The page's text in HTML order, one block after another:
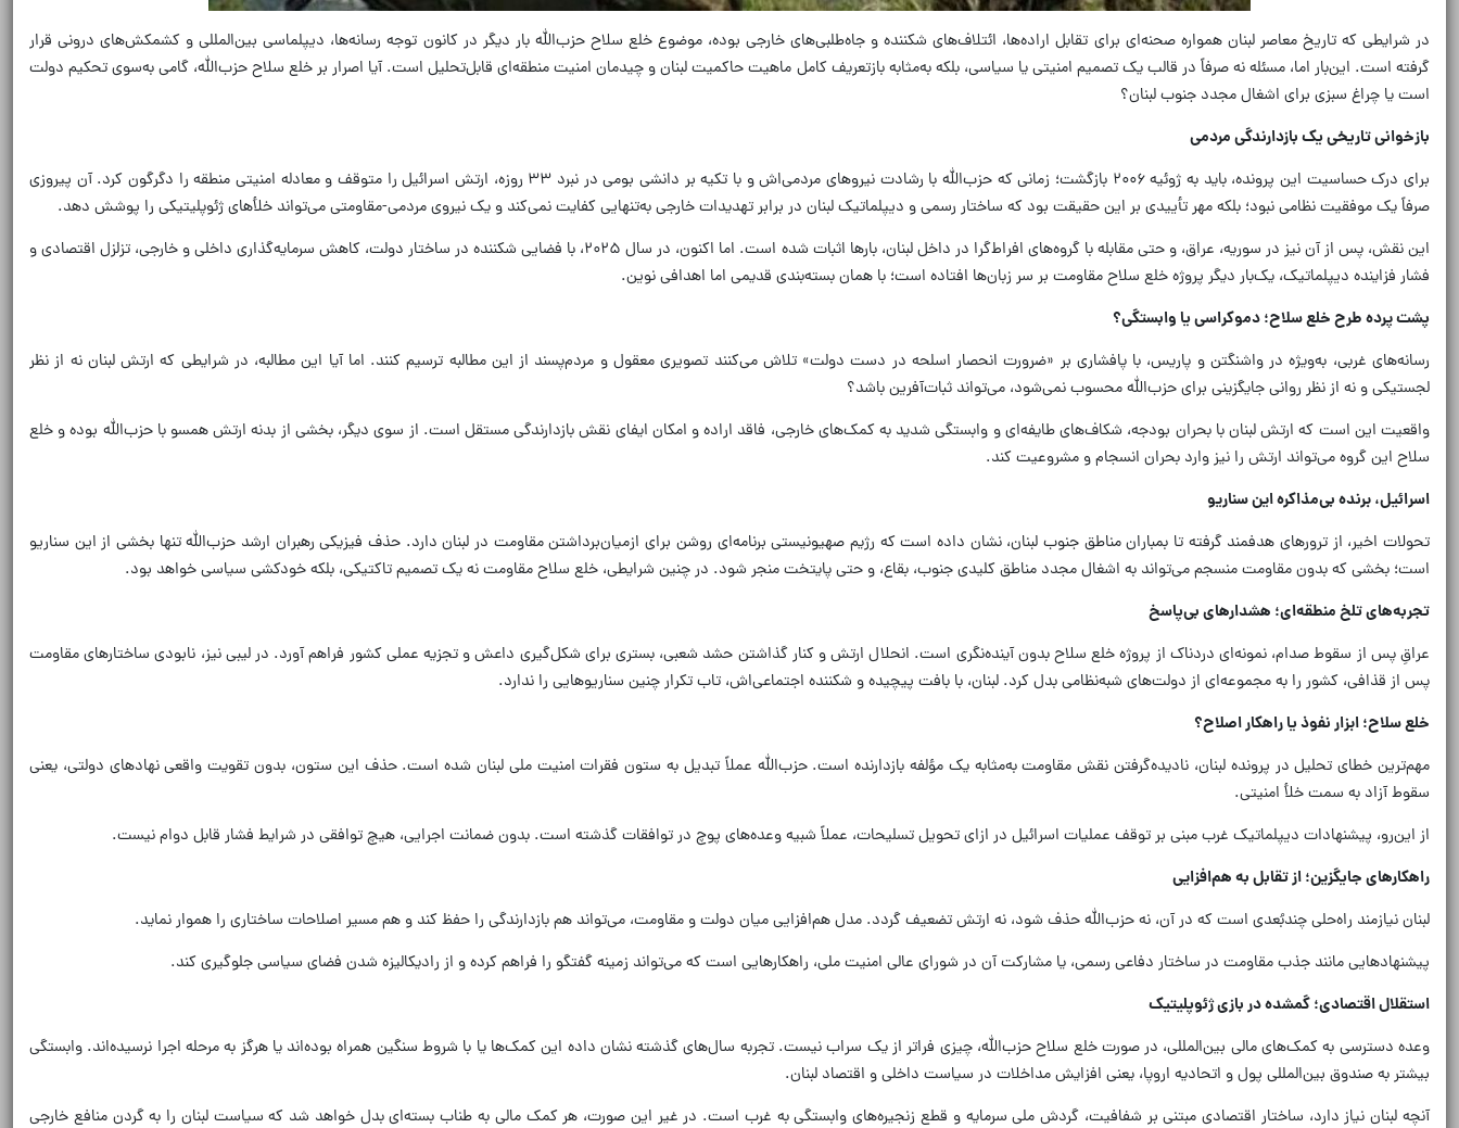
در شرایطی که تاریخ معاصر لبنان همواره صحنه‌ای برای تقابل اراده‌ها، ائتلاف‌های شکننده و جاه‌طلبی‌های خارجی بوده، موضوع خلع سلاح حزب‌الله بار دیگر در کانون توجه رسانه‌ها، دیپلماسی بین‌المللی و کشمکش‌های درونی قرار
گرفته است. این‌بار اما، مسئله نه صرفاً در قالب یک تصمیم امنیتی یا سیاسی، بلکه به‌مثابه بازتعریف کامل ماهیت حاکمیت لبنان و چیدمان امنیت منطقه‌ای قابل‌تحلیل است. آیا اصرار بر خلع سلاح حزب‌الله، گامی به‌سوی تحکیم دولت
است یا چراغ سبزی برای اشغال مجدد جنوب لبنان؟
بازخوانی تاریخی یک بازدارندگی مردمی
برای درک حساسیت این پرونده، باید به ژوئیه ۲۰۰۶ بازگشت؛ زمانی که حزب‌الله با رشادت نیروهای مردمی‌اش و با تکیه بر دانشی بومی در نبرد ۳۳ روزه، ارتش اسرائیل را متوقف و معادله امنیتی منطقه را دگرگون کرد. آن پیروزی
صرفاً یک موفقیت نظامی نبود؛ بلکه مهر تأییدی بر این حقیقت بود که ساختار رسمی و دیپلماتیک لبنان در برابر تهدیدات خارجی به‌تنهایی کفایت نمی‌کند و یک نیروی مردمی-مقاومتی می‌تواند خلأهای ژئوپلیتیکی را پوشش دهد.
این نقش، پس از آن نیز در سوریه، عراق، و حتی مقابله با گروه‌های افراط‌گرا در داخل لبنان، بارها اثبات شده است. اما اکنون، در سال ۲۰۲۵، با فضایی شکننده در ساختار دولت، کاهش سرمایه‌گذاری داخلی و خارجی، تزلزل اقتصادی و
فشار فزاینده دیپلماتیک، یک‌بار دیگر پروژه خلع سلاح مقاومت بر سر زبان‌ها افتاده است؛ با همان بسته‌بندی قدیمی اما اهدافی نوین.
پشت پرده طرح خلع سلاح؛ دموکراسی یا وابستگی؟
رسانه‌های غربی، به‌ویژه در واشنگتن و پاریس، با پافشاری بر «ضرورت انحصار اسلحه در دست دولت» تلاش می‌کنند تصویری معقول و مردم‌پسند از این مطالبه ترسیم کنند. اما آیا این مطالبه، در شرایطی که ارتش لبنان نه از نظر
لجستیکی و نه از نظر روانی جایگزینی برای حزب‌الله محسوب نمی‌شود، می‌تواند ثبات‌آفرین باشد؟
واقعیت این است که ارتش لبنان با بحران بودجه، شکاف‌های طایفه‌ای و وابستگی شدید به کمک‌های خارجی، فاقد اراده و امکان ایفای نقش بازدارندگی مستقل است. از سوی دیگر، بخشی از بدنه ارتش همسو با حزب‌الله بوده و خلع
سلاح این گروه می‌تواند ارتش را نیز وارد بحران انسجام و مشروعیت کند.
اسرائیل، برنده بی‌مذاکره این سناریو
تحولات اخیر، از ترورهای هدفمند گرفته تا بمباران مناطق جنوب لبنان، نشان داده است که رژیم صهیونیستی برنامه‌ای روشن برای ازمیان‌برداشتن مقاومت در لبنان دارد. حذف فیزیکی رهبران ارشد حزب‌الله تنها بخشی از این سناریو
است؛ بخشی که بدون مقاومت منسجم می‌تواند به اشغال مجدد مناطق کلیدی جنوب، بقاع، و حتی پایتخت منجر شود. در چنین شرایطی، خلع سلاح مقاومت نه یک تصمیم تاکتیکی، بلکه خودکشی سیاسی خواهد بود.
تجربه‌های تلخ منطقه‌ای؛ هشدارهای بی‌پاسخ
عراقِ پس از سقوط صدام، نمونه‌ای دردناک از پروژه خلع سلاح بدون آینده‌نگری است. انحلال ارتش و کنار گذاشتن حشد شعبی، بستری برای شکل‌گیری داعش و تجزیه عملی کشور فراهم آورد. در لیبی نیز، نابودی ساختارهای مقاومت
پس از قذافی، کشور را به مجموعه‌ای از دولت‌های شبه‌نظامی بدل کرد. لبنان، با بافت پیچیده و شکننده اجتماعی‌اش، تاب تکرار چنین سناریوهایی را ندارد.
خلع سلاح؛ ابزار نفوذ یا راهکار اصلاح؟
مهم‌ترین خطای تحلیل در پرونده لبنان، نادیده‌گرفتن نقش مقاومت به‌مثابه یک مؤلفه بازدارنده است. حزب‌الله عملاً تبدیل به ستون فقرات امنیت ملی لبنان شده است. حذف این ستون، بدون تقویت واقعی نهادهای دولتی، یعنی
سقوط آزاد به سمت خلأ امنیتی.
از این‌رو، پیشنهادات دیپلماتیک غرب مبنی بر توقف عملیات اسرائیل در ازای تحویل تسلیحات، عملاً شبیه وعده‌های پوچ در توافقات گذشته است. بدون ضمانت اجرایی، هیچ توافقی در شرایط فشار قابل دوام نیست.
راهکارهای جایگزین؛ از تقابل به هم‌افزایی
لبنان نیازمند راه‌حلی چندبُعدی است که در آن، نه حزب‌الله حذف شود، نه ارتش تضعیف گردد. مدل هم‌افزایی میان دولت و مقاومت، می‌تواند هم بازدارندگی را حفظ کند و هم مسیر اصلاحات ساختاری را هموار نماید.
پیشنهادهایی مانند جذب مقاومت در ساختار دفاعی رسمی، یا مشارکت آن در شورای عالی امنیت ملی، راهکارهایی است که می‌تواند زمینه گفتگو را فراهم کرده و از رادیکالیزه شدن فضای سیاسی جلوگیری کند.
استقلال اقتصادی؛ گمشده در بازی ژئوپلیتیک
وعده دسترسی به کمک‌های مالی بین‌المللی، در صورت خلع سلاح حزب‌الله، چیزی فراتر از یک سراب نیست. تجربه سال‌های گذشته نشان داده این کمک‌ها یا با شروط سنگین همراه بوده‌اند یا هرگز به مرحله اجرا نرسیده‌اند. وابستگی
بیشتر به صندوق بین‌المللی پول و اتحادیه اروپا، یعنی افزایش مداخلات در سیاست داخلی و اقتصاد لبنان.
آنچه لبنان نیاز دارد، ساختار اقتصادی مبتنی بر شفافیت، گردش ملی سرمایه و قطع زنجیره‌های وابستگی به غرب است. در غیر این صورت، هر کمک مالی به طناب بسته‌ای بدل خواهد شد که سیاست لبنان را به گردن منافع خارجی